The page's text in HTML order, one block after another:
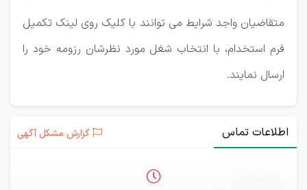
متقاضیان واجد شرایط می توانند با کلیک روی لینک تکمیل
فرم استخدام، با انتخاب شغل مورد نظرشان رزومه خود را
ارسال نمایند.
اطلاعات تماس گزارش مشکل آگهی